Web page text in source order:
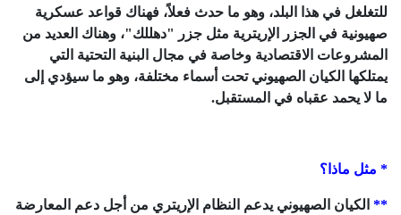
للتغلغل في هذا البلد، وهو ما حدث فعلاً، فهناك قواعد عسكرية
صهيونية في الجزر الإريترية مثل جزر "دهللك"، وهناك العديد من
المشروعات الاقتصادية وخاصة في مجال البنية التحتية التي
يمتلكها الكيان الصهيوني تحت أسماء مختلفة، وهو ما سيؤدي إلى
ما لا يحمد عقباه في المستقبل.
* مثل ماذا؟
** الكيان الصهيوني يدعم النظام الإريتري من أجل دعم المعارضة